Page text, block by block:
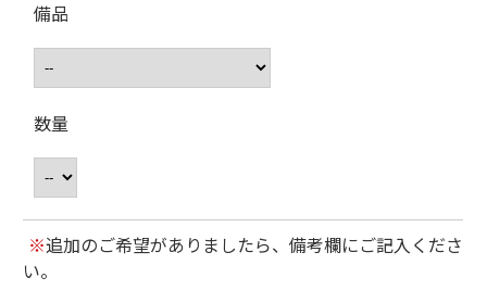
備品
数量
※追加のご希望がありましたら、備考欄にご記入くださ
い。